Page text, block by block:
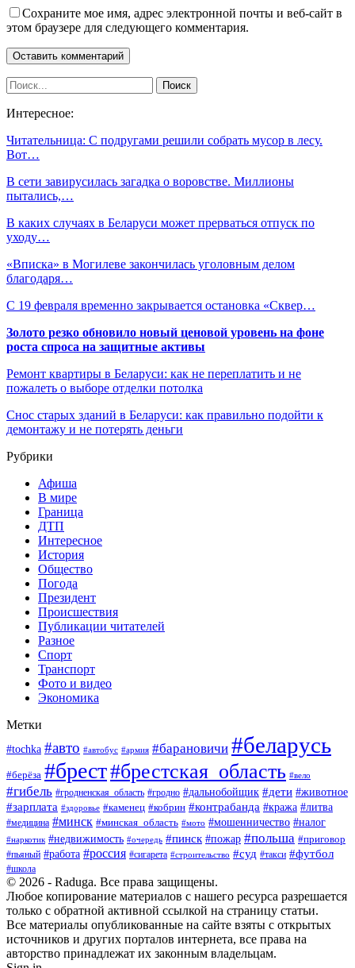
Сохраните мое имя, адрес электронной почты и веб-сайт в
этом браузере для следующего комментария.
Интересное:
Читательница: С подругами решили собрать мусор в лесу.
Вот…
В сети завирусилась загадка о воровстве. Миллионы
пытались,…
В каких случаях в Беларуси может прерваться отпуск по
уходу…
«Вписка» в Могилеве закончилась уголовным делом
благодаря…
С 19 февраля временно закрывается остановка «Сквер…
Золото резко обновило новый ценовой уровень на фоне
роста спроса на защитные активы
Ремонт квартиры в Беларуси: как не переплатить и не
пожалеть о выборе отделки потолка
Снос старых зданий в Беларуси: как правильно подойти к
демонтажу и не потерять деньги
Рубрики
Афиша
В мире
Граница
ДТП
Интересное
История
Общество
Погода
Президент
Происшествия
Публикации читателей
Разное
Спорт
Транспорт
Фото и видео
Экономика
Метки
#tochka #авто #автобус #армия #барановичи #беларусь
#берёза #брест#брестская_область #вело
#гибель #гродненская_область #гродно #дальнобойщик #дети #животное
#зарплата #здоровье #каменец #кобрин #контрабанда #кража #литва
#медицина #минск #минская_область #мото #мошенничество #налог
#наркотик #недвижимость #очередь #пинск #пожар #польша #приговор
#пьяный #работа #россия #сигарета #строительство #суд #такси #футбол
#школа
© 2026 - Raduga. Все права защищены.
Любое копирование материалов с нашего ресурса разрешается
только с обратной активной ссылкой на страницу статьи.
Все материалы опубликованные на сайте взяты с открытых
источников и других порталов интернета, все права на
авторство принадлежат их законным владельцам.